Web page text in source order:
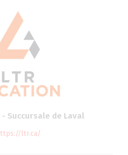
- Succursale de Laval
ltr.ca/